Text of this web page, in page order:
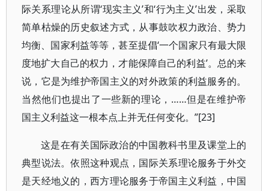
际关系理论从所谓‘现实主义’和‘行为主义’出发，采取
简单枯燥的历史叙述方式，从事鼓吹权力政治、势力
均衡、国家利益等等，甚至提倡‘一个国家只有最大限
度地扩大自己的权力，才能保障自己的利益’。总的来
说，它是为维护帝国主义的对外政策的利益服务的。
当然他们也提出了一些新的理论，……但是在维护帝
国主义利益这一根本点上并无任何变化。”[23]
这是在有关国际政治的中国教科书里及课堂上的
典型说法。依照这种观点，国际关系理论服务于外交
是天经地义的，西方理论服务于帝国主义利益，中国